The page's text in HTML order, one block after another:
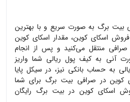
بیت برگ به صورت سریع و با بهترین
اسکای کوین، مقدار اسکای کوین
منتقل می‌کنید و پس از انجام
آنی به کیف پول ریالی شما واریز
به حساب بانکی نیز، در سیکل پایا
کویندر صرافی بیت برگ برای شما
اسکای کویندر بیت برگ رایگان